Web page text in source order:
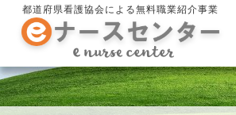
都道府県看護協会による無料職業紹介事業